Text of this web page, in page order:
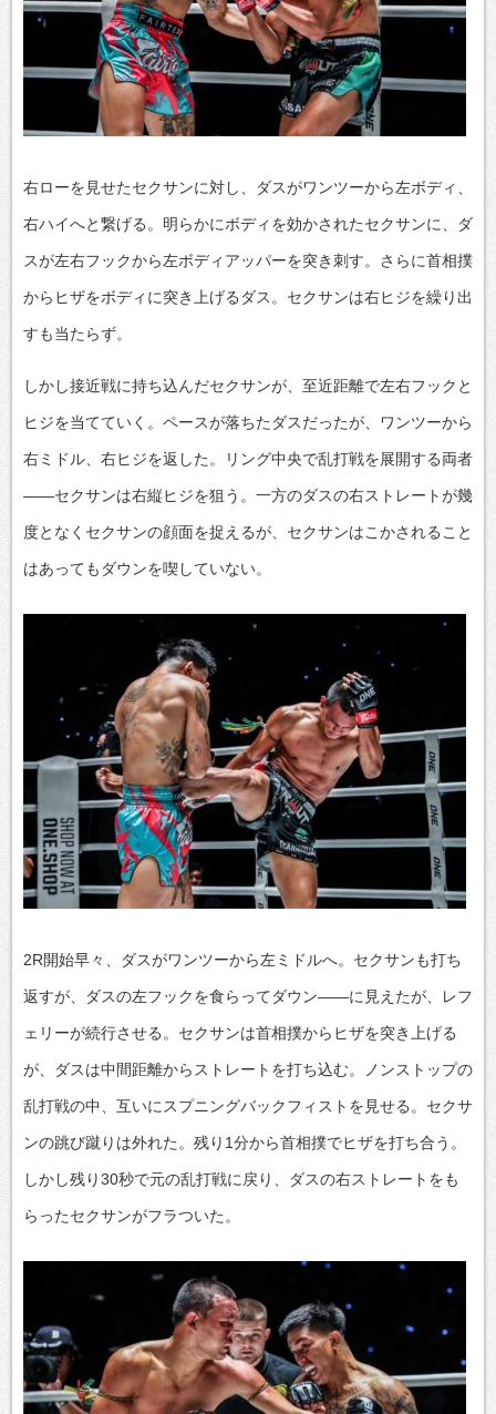
右ローを見せたセクサンに対し、ダスがワンツーから左ボディ、
右ハイへと繋げる。明らかにボディを効かされたセクサンに、ダ
スが左右フックから左ボディアッパーを突き刺す。さらに首相撲
からヒザをボディに突き上げるダス。セクサンは右ヒジを繰り出
すも当たらず。
しかし接近戦に持ち込んだセクサンが、至近距離で左右フックと
ヒジを当てていく。ペースが落ちたダスだったが、ワンツーから
右ミドル、右ヒジを返した。リング中央で乱打戦を展開する両者
——セクサンは右縦ヒジを狙う。一方のダスの右ストレートが幾
度となくセクサンの顔面を捉えるが、セクサンはこかされること
はあってもダウンを喫していない。
2R開始早々、ダスがワンツーから左ミドルへ。セクサンも打ち
返すが、ダスの左フックを食らってダウン——に見えたが、レフ
ェリーが続行させる。セクサンは首相撲からヒザを突き上げる
が、ダスは中間距離からストレートを打ち込む。ノンストップの
乱打戦の中、互いにスプニングバックフィストを見せる。セクサ
ンの跳び蹴りは外れた。残り1分から首相撲でヒザを打ち合う。
しかし残り30秒で元の乱打戦に戻り、ダスの右ストレートをも
らったセクサンがフラついた。